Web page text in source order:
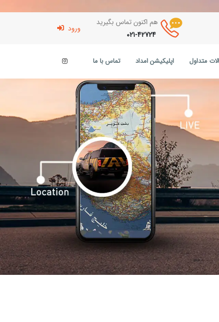
هم اکنون تماس بگیرید
021-42724
ورود
متداول اپلیکیشن امداد تماس با ما